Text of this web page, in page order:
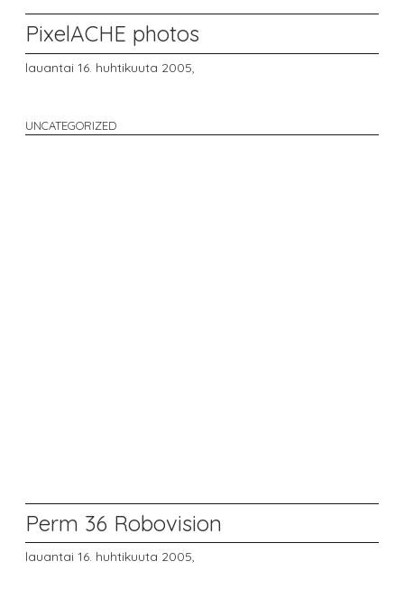
PixelACHE photos
lauantai 16. huhtikuuta 2005,
UNCATEGORIZED
Perm 36 Robovision
lauantai 16. huhtikuuta 2005,